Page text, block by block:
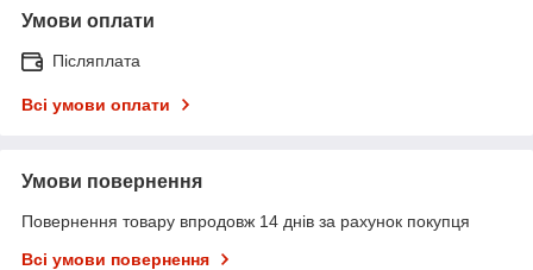
Умови оплати
Післяплата
Всі умови оплати
Умови повернення
Повернення товару впродовж 14 днів за рахунок покупця
Всі умови повернення